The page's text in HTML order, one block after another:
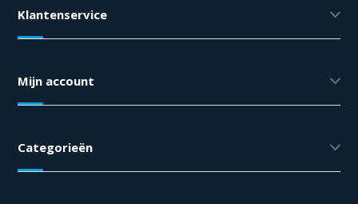
Klantenservice
Mijn account
Categorieën